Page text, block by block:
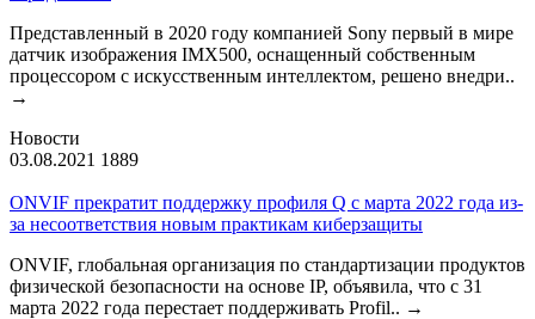
Представленный в 2020 году компанией Sony первый в мире
датчик изображения IMX500, оснащенный собственным
процессором с искусственным интеллектом, решено внедри..
→
Новости
03.08.2021 1889
ONVIF прекратит поддержку профиля Q с марта 2022 года из-
за несоответствия новым практикам киберзащиты
ONVIF, глобальная организация по стандартизации продуктов
физической безопасности на основе IP, объявила, что с 31
марта 2022 года перестает поддерживать Profil.. →